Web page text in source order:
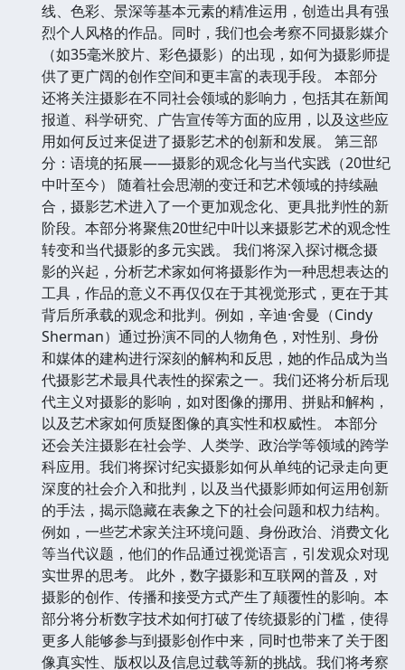
线、色彩、景深等基本元素的精准运用，创造出具有强
烈个人风格的作品。同时，我们也会考察不同摄影媒介
（如35毫米胶片、彩色摄影）的出现，如何为摄影师提
供了更广阔的创作空间和更丰富的表现手段。 本部分
还将关注摄影在不同社会领域的影响力，包括其在新闻
报道、科学研究、广告宣传等方面的应用，以及这些应
用如何反过来促进了摄影艺术的创新和发展。 第三部
分：语境的拓展——摄影的观念化与当代实践（20世纪
中叶至今） 随着社会思潮的变迁和艺术领域的持续融
合，摄影艺术进入了一个更加观念化、更具批判性的新
阶段。本部分将聚焦20世纪中叶以来摄影艺术的观念性
转变和当代摄影的多元实践。 我们将深入探讨概念摄
影的兴起，分析艺术家如何将摄影作为一种思想表达的
工具，作品的意义不再仅仅在于其视觉形式，更在于其
背后所承载的观念和批判。例如，辛迪·舍曼（Cindy
Sherman）通过扮演不同的人物角色，对性别、身份
和媒体的建构进行深刻的解构和反思，她的作品成为当
代摄影艺术最具代表性的探索之一。我们还将分析后现
代主义对摄影的影响，如对图像的挪用、拼贴和解构，
以及艺术家如何质疑图像的真实性和权威性。 本部分
还会关注摄影在社会学、人类学、政治学等领域的跨学
科应用。我们将探讨纪实摄影如何从单纯的记录走向更
深度的社会介入和批判，以及当代摄影师如何运用创新
的手法，揭示隐藏在表象之下的社会问题和权力结构。
例如，一些艺术家关注环境问题、身份政治、消费文化
等当代议题，他们的作品通过视觉语言，引发观众对现
实世界的思考。 此外，数字摄影和互联网的普及，对
摄影的创作、传播和接受方式产生了颠覆性的影响。本
部分将分析数字技术如何打破了传统摄影的门槛，使得
更多人能够参与到摄影创作中来，同时也带来了关于图
像真实性、版权以及信息过载等新的挑战。我们将考察